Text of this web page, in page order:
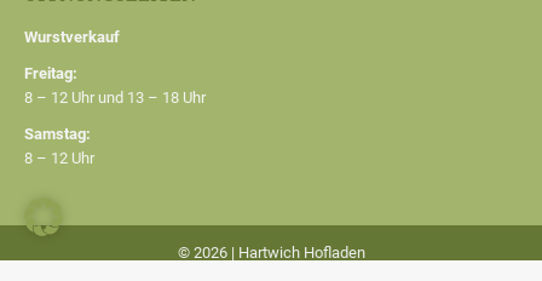
Wurstverkauf
Freitag:
8 – 12 Uhr und 13 – 18 Uhr
Samstag:
8 – 12 Uhr
© 2026 | Hartwich Hofladen